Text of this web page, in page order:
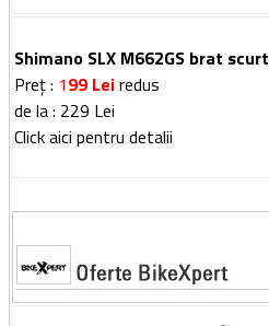
Shimano SLX M662GS brat scurt
Preț: 199 Leiredus
de la: 229 Lei
Click aici pentru detalii